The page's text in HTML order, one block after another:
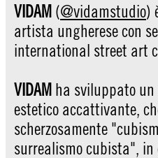
VIDAM (@vidamstudio)
artista ungherese con
international street art
VIDAM ha sviluppato
estetico accattivante,
scherzosamente
surrealismo cubista",